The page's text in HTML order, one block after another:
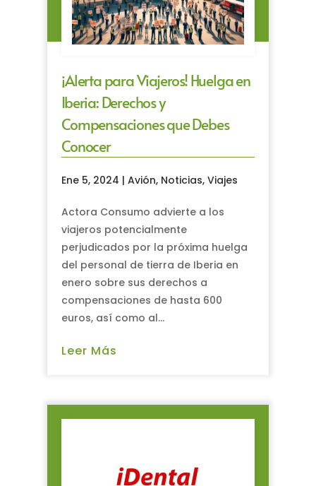
¡Alerta para Viajeros! Huelga en
Iberia: Derechos y
Compensaciones que Debes
Conocer
Ene 5, 2024 |Avión, Noticias,Viajes
Actora Consumo advierte a los
viajeros potencialmente
perjudicados por la próxima huelga
del personal de tierra de Iberia en
enero sobre sus derechos a
compensaciones de hasta 600
euros, así como al...
Leer Más